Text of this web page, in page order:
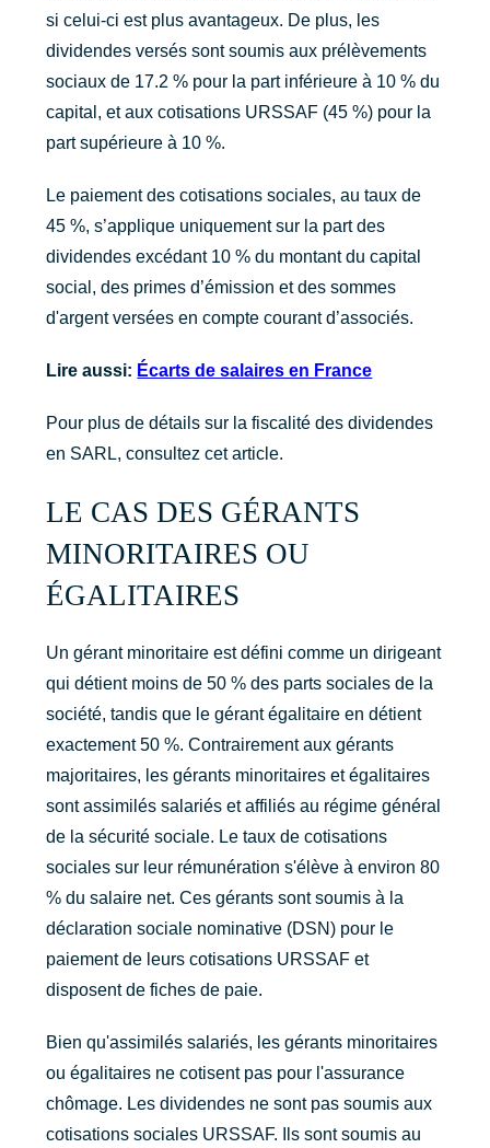
si celui-ci est plus avantageux. De plus, les
dividendes versés sont soumis aux prélèvements
sociaux de 17.2 % pour la part inférieure à 10 % du
capital, et aux cotisations URSSAF (45 %) pour la
part supérieure à 10 %.
Le paiement des cotisations sociales, au taux de
45 %, s’applique uniquement sur la part des
dividendes excédant 10 % du montant du capital
social, des primes d’émission et des sommes
d'argent versées en compte courant d’associés.
Lire aussi: Écarts de salaires en France
Pour plus de détails sur la fiscalité des dividendes
en SARL, consultez cet article.
LE CAS DES GÉRANTS
MINORITAIRES OU
ÉGALITAIRES
Un gérant minoritaire est défini comme un dirigeant
qui détient moins de 50 % des parts sociales de la
société, tandis que le gérant égalitaire en détient
exactement 50 %. Contrairement aux gérants
majoritaires, les gérants minoritaires et égalitaires
sont assimilés salariés et affiliés au régime général
de la sécurité sociale. Le taux de cotisations
sociales sur leur rémunération s'élève à environ 80
% du salaire net. Ces gérants sont soumis à la
déclaration sociale nominative (DSN) pour le
paiement de leurs cotisations URSSAF et
disposent de fiches de paie.
Bien qu'assimilés salariés, les gérants minoritaires
ou égalitaires ne cotisent pas pour l'assurance
chômage. Les dividendes ne sont pas soumis aux
cotisations sociales URSSAF. Ils sont soumis au